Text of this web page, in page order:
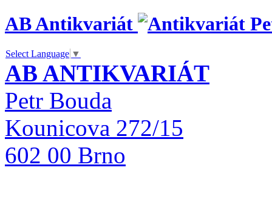
AB Antikvariát
Select Language ▼
AB ANTIKVARIÁT
Petr Bouda
Kounicova 272/15
602 00 Brno